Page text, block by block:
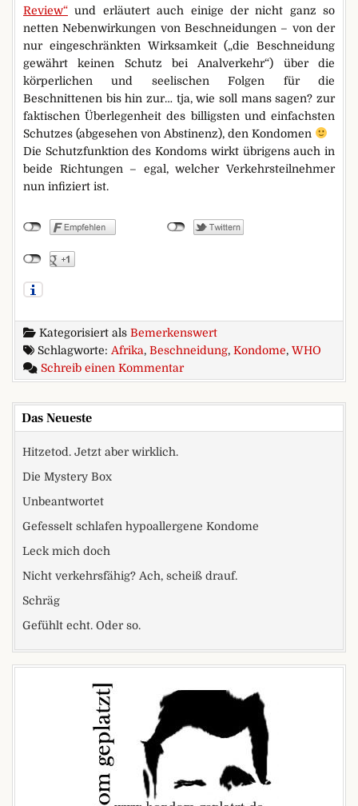
Review“ und erläutert auch einige der nicht ganz so
netten Nebenwirkungen von Beschneidungen – von der
nur eingeschränkten Wirksamkeit („die Beschneidung
gewährt keinen Schutz bei Analverkehr“) über die
körperlichen und seelischen Folgen für die
Beschnittenen bis hin zur… tja, wie soll mans sagen? zur
faktischen Überlegenheit des billigsten und einfachsten
Schutzes (abgesehen von Abstinenz), den Kondomen
Die Schutzfunktion des Kondoms wirkt übrigens auch in
beide Richtungen – egal, welcher Verkehrsteilnehmer
nun infiziert ist.
Kategorisiert als Bemerkenswert
Schlagworte: Afrika, Beschneidung, Kondome, WHO
Schreib einen Kommentarzu Kondome schützen besser
Das Neueste
Hitzetod. Jetzt aber wirklich.
Die Mystery Box
Unbeantwortet
Gefesselt schlafen hypoallergene Kondome
Leck mich doch
Nicht verkehrsfähig? Ach, scheiß drauf.
Schräg
Gefühlt echt. Oder so.